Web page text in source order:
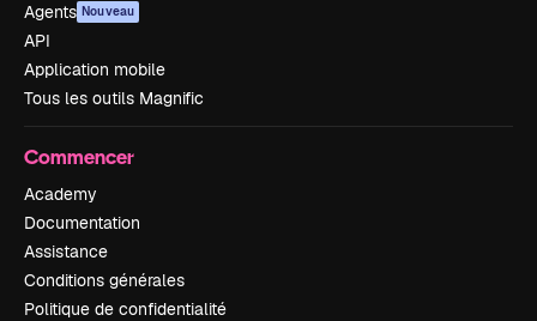
Agents Nouveau
API
Application mobile
Tous les outils Magnific
Commencer
Academy
Documentation
Assistance
Conditions générales
Politique de confidentialité